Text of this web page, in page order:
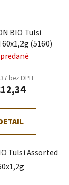
BIO Tulsi
(5160)
bez DPH
Tulsi Assorted